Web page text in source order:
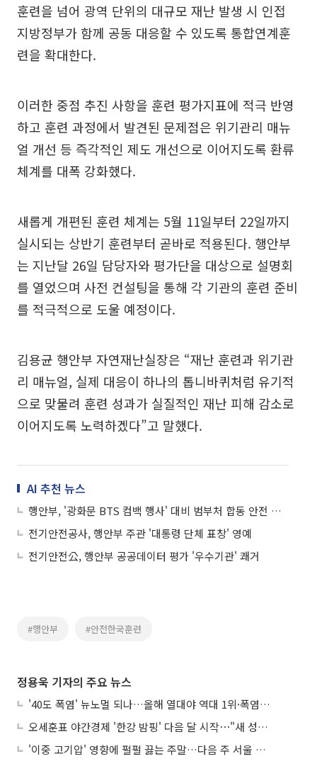
훈련을 넘어 광역 단위의 대규모 재난 발생 시 인접
지방정부가 함께 공동 대응할 수 있도록 통합연계훈
련을 확대한다.
이러한 중점 추진 사항을 훈련 평가지표에 적극 반영
하고 훈련 과정에서 발견된 문제점은 위기관리 매뉴
얼 개선 등 즉각적인 제도 개선으로 이어지도록 환류
체계를 대폭 강화했다.
새롭게 개편된 훈련 체계는 5월 11일부터 22일까지
실시되는 상반기 훈련부터 곧바로 적용된다. 행안부
는 지난달 26일 담당자와 평가단을 대상으로 설명회
를 열었으며 사전 컨설팅을 통해 각 기관의 훈련 준비
를 적극적으로 도울 예정이다.
김용균 행안부 자연재난실장은 “재난 훈련과 위기관
리 매뉴얼, 실제 대응이 하나의 톱니바퀴처럼 유기적
으로 맞물려 훈련 성과가 실질적인 재난 피해 감소로
이어지도록 노력하겠다”고 말했다.
AI 추천 뉴스
행안부, '광화문 BTS 컴백 행사' 대비 범부처 합동 안전 대책 마련
전기안전공사, 행안부 주관 '대통령 단체 표창' 영예
전기안전公, 행안부 공공데이터 평가 '우수기관' 쾌거
#행안부 #안전한국훈련
정용욱 기자의 주요 뉴스
'40도 폭염' 뉴노멀 되나…올해 열대야 역대 1위·폭염일수 평년 3배 넘어
오세훈표 야간경제 '한강 밤핑' 다음 달 시작⋯"새 성장동력 만들 것"
'이중 고기압' 영향에 펄펄 끓는 주말…다음 주 서울 포함 서쪽이 더 덥다